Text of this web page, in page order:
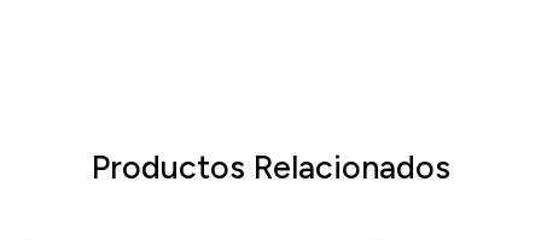
Productos Relacionados